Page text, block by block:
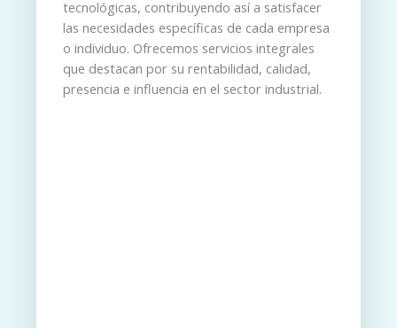
tecnológicas, contribuyendo así a satisfacer
las necesidades específicas de cada empresa
o individuo. Ofrecemos servicios integrales
que destacan por su rentabilidad, calidad,
presencia e influencia en el sector industrial.